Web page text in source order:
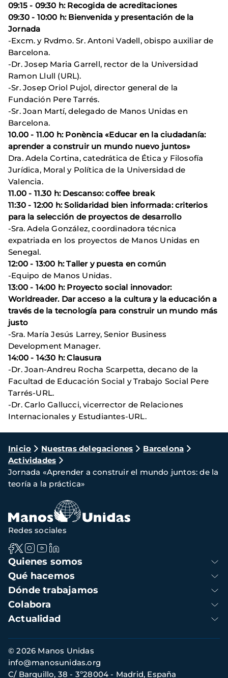
09:15 - 09:30 h: Recogida de acreditaciones
09:30 - 10:00 h: Bienvenida y presentación de la
Jornada
-Excm. y Rvdmo. Sr. Antoni Vadell, obispo auxiliar de
Barcelona.
-Dr. Josep Maria Garrell, rector de la Universidad
Ramon Llull (URL).
-Sr. Josep Oriol Pujol, director general de la
Fundación Pere Tarrés.
-Sr. Joan Martí, delegado de Manos Unidas en
Barcelona.
10.00 - 11.00 h: Ponència «Educar en la ciudadanía:
aprender a construir un mundo nuevo juntos»
Dra. Adela Cortina, catedrática de Ética y Filosofía
Jurídica, Moral y Política de la Universidad de
Valencia.
11.00 - 11.30 h: Descanso: coffee break
11:30 - 12:00 h: Solidaridad bien informada: criterios
para la selección de proyectos de desarrollo
-Sra. Adela González, coordinadora técnica
expatriada en los proyectos de Manos Unidas en
Senegal.
12:00 - 13:00 h: Taller y puesta en común
-Equipo de Manos Unidas.
13:00 - 14:00 h: Proyecto social innovador:
Worldreader. Dar acceso a la cultura y la educación a
través de la tecnología para construir un mundo más
justo
-Sra. María Jesús Larrey, Senior Business
Development Manager.
14:00 - 14:30 h: Clausura
-Dr. Joan-Andreu Rocha Scarpetta, decano de la
Facultad de Educación Social y Trabajo Social Pere
Tarrés-URL.
-Dr. Carlo Gallucci, vicerrector de Relaciones
Internacionales y Estudiantes-URL.
Ruta
de
navegación
Inicio Nuestras delegaciones
Barcelona
Actividades
Jornada «Aprender a construir el mundo juntos: de la
teoría a la práctica»
Navegación
principal
Quienes somos
Qué hacemos
Dónde trabajamos
Colabora
Actualidad
Redes sociales
Información
de
contacto
© 2026 Manos Unidas
C/ Barquillo, 38 - 3º28004 - Madrid, España
info@manosunidas.org